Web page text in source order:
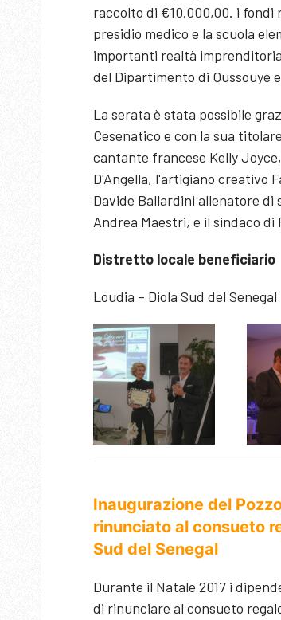
raccolto di €10.000,00. i
presidio medico e la scuola
importanti realtà
del Dipartimento di Oussouye
La serata è stata possibile
Cesenatico e con la sua
cantante francese Kelly
D'Angella, l'artigiano creativo
Davide Ballardini allenatore
Andrea Maestri, e il sindaco di
Distretto locale beneficiario
Loudia – Diola Sud del Senegal
Inaugurazione del
rinunciato al consueto
Sud del Senegal
Durante il Natale 2017 i
di rinunciare al consueto